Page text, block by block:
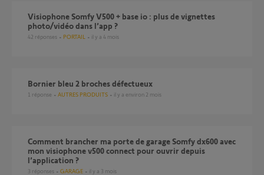
Visiophone Somfy V500 + base io : plus de vignettes
photo/vidéo dans l’app ?
42 réponses PORTAIL il y a 4 mois
Bornier bleu 2 broches défectueux
1 réponse AUTRES PRODUITS il y a environ 2 mois
Comment brancher ma porte de garage Somfy dx600 avec
mon visiophone v500 connect pour ouvrir depuis
l’application ?
3 réponses GARAGE il y a 3 mois